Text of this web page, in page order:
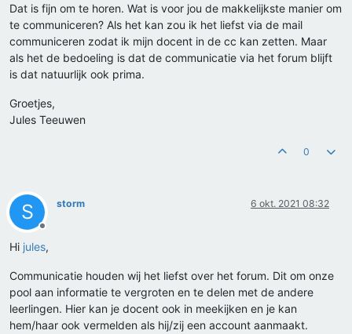
Dat is fijn om te horen. Wat is voor jou de makkelijkste manier om
te communiceren? Als het kan zou ik het liefst via de mail
communiceren zodat ik mijn docent in de cc kan zetten. Maar
als het de bedoeling is dat de communicatie via het forum blijft
is dat natuurlijk ook prima.
Groetjes,
Jules Teeuwen
0
S
Offline
storm 6 okt. 2021 08:32
Hi jules,
Communicatie houden wij het liefst over het forum. Dit om onze
pool aan informatie te vergroten en te delen met de andere
leerlingen. Hier kan je docent ook in meekijken en je kan
hem/haar ook vermelden als hij/zij een account aanmaakt.